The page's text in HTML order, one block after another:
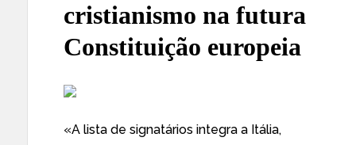
cristianismo na futura
Constituição europeia
«A lista de signatários integra a Itália,